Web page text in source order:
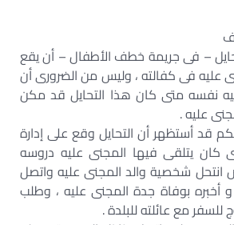
– فى جريمة خطف الأطفال – أن يقع
عليه فى كفالته ، وليس من الضرورى أن
نفسه متى كان هذا التحايل قد مكن
عليه .
قد أستظهر أن التحايل وقع على إدارة
كان يتلقى فيها المجنى عليه دروسه
شخصية والد المجنى عليه واتصل
و أخبره بوفاة جدة المجنى عليه ، وطلب
للسفر مع عائلته للبلدة .